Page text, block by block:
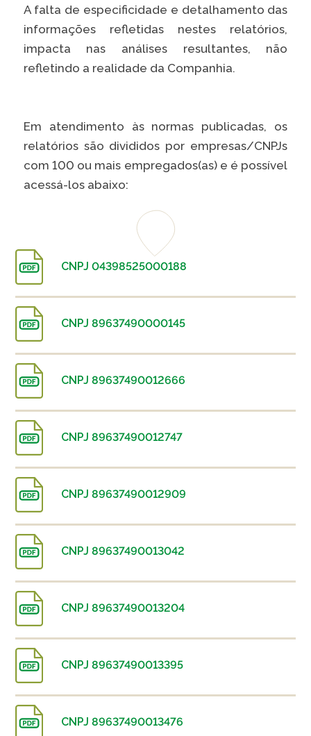
A falta de especificidade e detalhamento das
informações refletidas nestes relatórios,
impacta nas análises resultantes, não
refletindo a realidade da Companhia.
Em atendimento às normas publicadas, os
relatórios são divididos por empresas/CNPJs
com 100 ou mais empregados(as) e é possível
acessá-los abaixo:
CNPJ 04398525000188
CNPJ 89637490000145
CNPJ 89637490012666
CNPJ 89637490012747
CNPJ 89637490012909
CNPJ 89637490013042
CNPJ 89637490013204
CNPJ 89637490013395
CNPJ 89637490013476